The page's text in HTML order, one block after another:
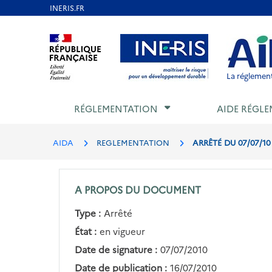
Aller au contenu Aller au menu Aller au
La
RÉGLEMENTATION AIDE
AIDA REGLEMENTATION ARRÊTÉ DU 07/07/
A PROPOS DU DOCUMENT
Type : Arrêté
État : en vigueur
Date de signature : 07/07/2010
Date de publication : 16/07/2010